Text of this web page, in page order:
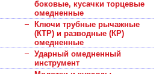
боковые, кусачки торцевые
омедненные
Ключи трубные рычажные
(КТР) и разводные (КР)
омедненные
Ударный омедненный
инструмент